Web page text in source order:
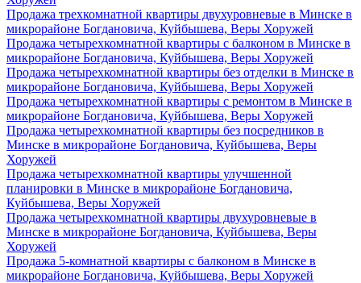
Продажа трехкомнатной квартиры двухуровневые в Минске в
микрорайоне Богдановича, Куйбышева, Веры Хоружей
Продажа четырехкомнатной квартиры с балконом в Минске в
микрорайоне Богдановича, Куйбышева, Веры Хоружей
Продажа четырехкомнатной квартиры без отделки в Минске в
микрорайоне Богдановича, Куйбышева, Веры Хоружей
Продажа четырехкомнатной квартиры с ремонтом в Минске в
микрорайоне Богдановича, Куйбышева, Веры Хоружей
Продажа четырехкомнатной квартиры без посредников в
Минске в микрорайоне Богдановича, Куйбышева, Веры
Хоружей
Продажа четырехкомнатной квартиры улучшенной
планировки в Минске в микрорайоне Богдановича,
Куйбышева, Веры Хоружей
Продажа четырехкомнатной квартиры двухуровневые в
Минске в микрорайоне Богдановича, Куйбышева, Веры
Хоружей
Продажа 5-комнатной квартиры с балконом в Минске в
микрорайоне Богдановича, Куйбышева, Веры Хоружей